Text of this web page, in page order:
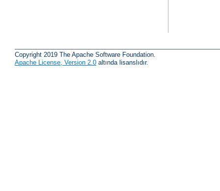
Copyright 2019 The Apache Software Foundation.
Apache License, Version 2.0 altında lisanslıdır.